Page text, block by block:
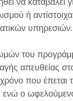
ή
υπηρεσιών.
του
απευθείας
που έπεται
ενώ ο